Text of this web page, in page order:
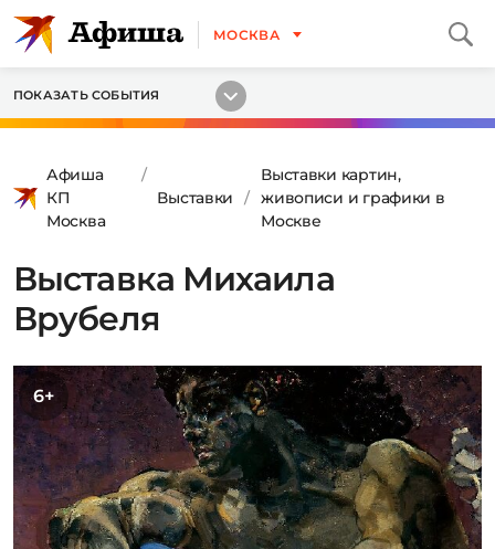
МОСКВА
ПОКАЗАТЬ СОБЫТИЯ
Афиша
КП
Москва
Выставки
Выставки картин,
живописи и графики в
Москве
Выставка Михаила
Врубеля
6+